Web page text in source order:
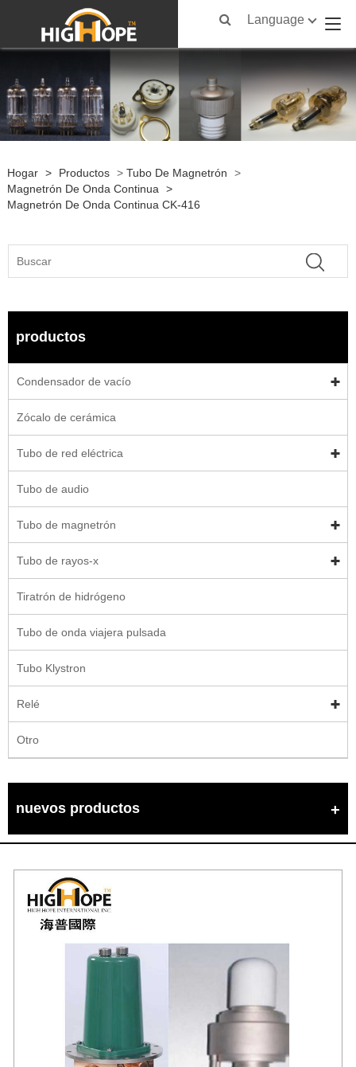
Language
Hogar > Productos > Tubo De Magnetrón
>
Magnetrón De Onda Continua
>
Magnetrón De Onda Continua CK-416
productos
Condensador de vacío
Zócalo de cerámica
Tubo de red eléctrica
Tubo de audio
Tubo de magnetrón
Tubo de rayos-x
Tiratrón de hidrógeno
Tubo de onda viajera pulsada
Tubo Klystron
Relé
Otro
nuevos productos